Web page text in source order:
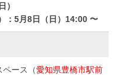
）
：5月8日（日）14:00 〜
ース（愛知県豊橋市駅前